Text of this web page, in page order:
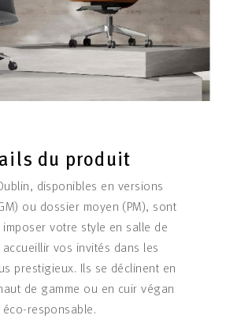
du produit
disponibles en versions
ou dossier moyen (PM), sont
votre style en salle de
vos invités dans les
prestigieux. Ils se déclinent en
de gamme ou en cuir végan
éco-responsable.